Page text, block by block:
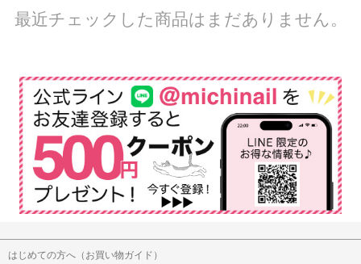
最近チェックした商品はまだありません。
はじめての方へ（お買い物ガイド）